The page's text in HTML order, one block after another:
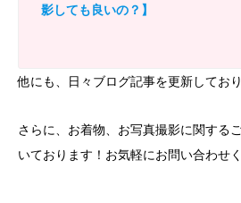
影しても良いの？】
他にも、日々ブログ記事を更新してお
さらに、お着物、お写真撮影に関する
いております！お気軽にお問い合わせ